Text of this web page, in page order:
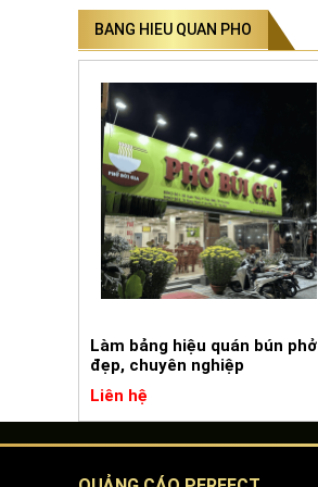
BANG HIEU QUAN PHO
Làm bảng hiệu quán bún phở
đẹp, chuyên nghiệp
Liên hệ